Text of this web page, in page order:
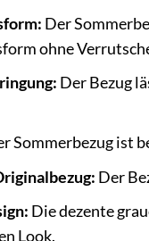
Der
ohne
Der Bezug
Sommerbezug ist
Der
Die dezente
Look.